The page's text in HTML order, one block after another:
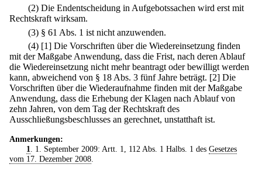
(2) Die Endentscheidung in Aufgebotssachen wird erst mit
Rechtskraft wirksam.
(3) § 61 Abs. 1 ist nicht anzuwenden.
(4) [1] Die Vorschriften über die Wiedereinsetzung finden
mit der Maßgabe Anwendung, dass die Frist, nach deren Ablauf
die Wiedereinsetzung nicht mehr beantragt oder bewilligt werden
kann, abweichend von § 18 Abs. 3 fünf Jahre beträgt. [2] Die
Vorschriften über die Wiederaufnahme finden mit der Maßgabe
Anwendung, dass die Erhebung der Klagen nach Ablauf von
zehn Jahren, von dem Tag der Rechtskraft des
Ausschließungsbeschlusses an gerechnet, unstatthaft ist.
Anmerkungen:
1
. 1. September 2009: Artt. 1, 112 Abs. 1 Halbs. 1 des Gesetzes
vom 17. Dezember 2008